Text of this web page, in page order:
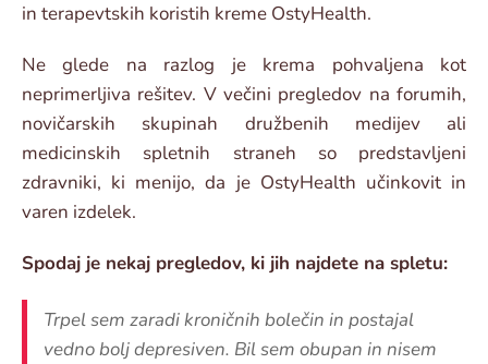
in terapevtskih koristih kreme OstyHealth.
Ne glede na razlog je krema pohvaljena kot
neprimerljiva rešitev. V večini pregledov na forumih,
novičarskih skupinah družbenih medijev ali
medicinskih spletnih straneh so predstavljeni
zdravniki, ki menijo, da je OstyHealth učinkovit in
varen izdelek.
Spodaj je nekaj pregledov, ki jih najdete na spletu:
Trpel sem zaradi kroničnih bolečin in postajal
vedno bolj depresiven. Bil sem obupan in nisem